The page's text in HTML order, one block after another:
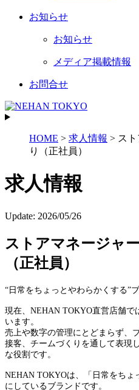
お知らせ
お知らせ
メディア掲載情報
お問合せ
HOME > 求人情報 > ス
り（正社員）
求人情報
Update: 2026/05/26
ストアマネージャ
（正社員）
“日常をちょっとやわらかくする”
現在、NEHAN TOKYO直営店舗で
います。
売上や数字の管理にとどまらず、
接客、チームづくりを通して表現
な役割です。
NEHAN TOKYOは、「日常をちょ
にしているブランドです。